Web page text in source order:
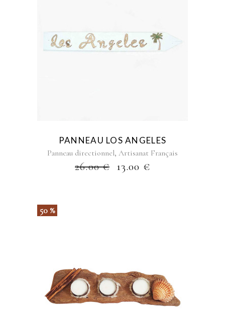
PANNEAU LOS ANGELES
Panneau directionnel, Artisanat Français
26.00€ 13.00 €
50 %